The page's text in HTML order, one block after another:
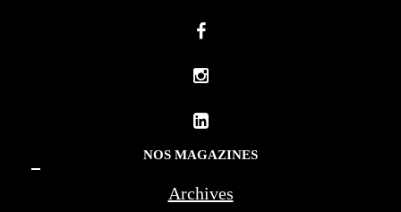
NOS MAGAZINES
Archives